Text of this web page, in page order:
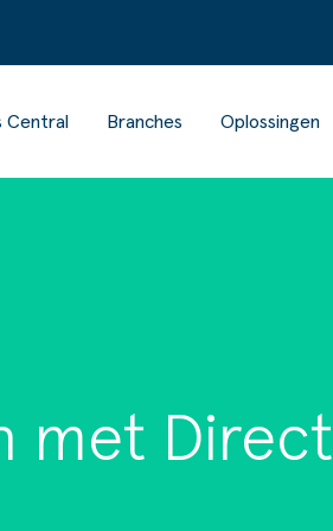
Central Branches Oplossingen
met Direct